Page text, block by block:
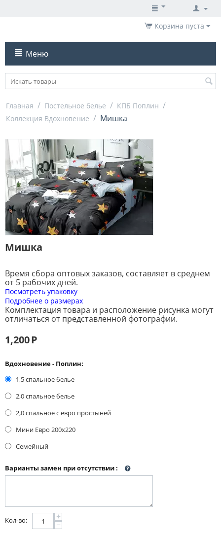
Корзина пуста
Меню
Главная / Постельное белье / КПБ Поплин /
Коллекция Вдохновение / Мишка
Мишка
Время сбора оптовых заказов, составляет в среднем
от 5 рабочих дней.
Посмотреть упаковку
Подробнее о размерах
Комплектация товара и расположение рисунка могут
отличаться от представленной фотографии.
1,200Р
Вдохновение - Поплин:
1,5 спальное белье
2,0 спальное белье
2,0 спальное с евро простыней
Мини Евро 200x220
Семейный
Варианты замен при отсутствии:
Кол-во: +
−